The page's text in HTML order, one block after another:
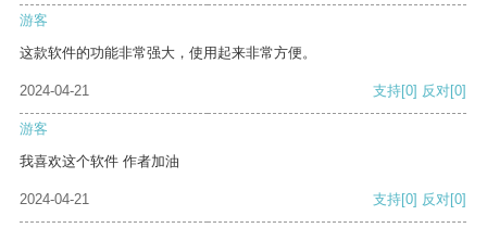
游客
这款软件的功能非常强大，使用起来非常方便。
2024-04-21 支持[0] 反对[0]
游客
我喜欢这个软件 作者加油
2024-04-21 支持[0] 反对[0]